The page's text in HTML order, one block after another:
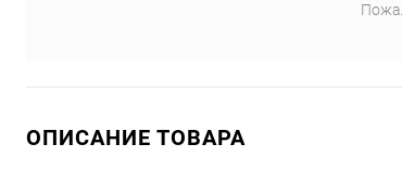
ОПИСАНИЕ ТОВАРА